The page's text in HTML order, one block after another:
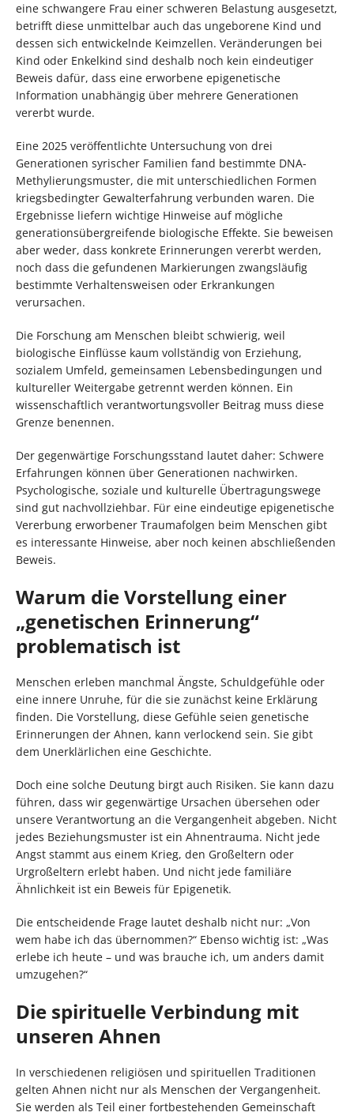
eine schwangere Frau einer schweren Belastung ausgesetzt,
betrifft diese unmittelbar auch das ungeborene Kind und
dessen sich entwickelnde Keimzellen. Veränderungen bei
Kind oder Enkelkind sind deshalb noch kein eindeutiger
Beweis dafür, dass eine erworbene epigenetische
Information unabhängig über mehrere Generationen
vererbt wurde.
Eine 2025 veröffentlichte Untersuchung von drei
Generationen syrischer Familien fand bestimmte DNA-
Methylierungsmuster, die mit unterschiedlichen Formen
kriegsbedingter Gewalterfahrung verbunden waren. Die
Ergebnisse liefern wichtige Hinweise auf mögliche
generationsübergreifende biologische Effekte. Sie beweisen
aber weder, dass konkrete Erinnerungen vererbt werden,
noch dass die gefundenen Markierungen zwangsläufig
bestimmte Verhaltensweisen oder Erkrankungen
verursachen.
Die Forschung am Menschen bleibt schwierig, weil
biologische Einflüsse kaum vollständig von Erziehung,
sozialem Umfeld, gemeinsamen Lebensbedingungen und
kultureller Weitergabe getrennt werden können. Ein
wissenschaftlich verantwortungsvoller Beitrag muss diese
Grenze benennen.
Der gegenwärtige Forschungsstand lautet daher: Schwere
Erfahrungen können über Generationen nachwirken.
Psychologische, soziale und kulturelle Übertragungswege
sind gut nachvollziehbar. Für eine eindeutige epigenetische
Vererbung erworbener Traumafolgen beim Menschen gibt
es interessante Hinweise, aber noch keinen abschließenden
Beweis.
Warum die Vorstellung einer
„genetischen Erinnerung“
problematisch ist
Menschen erleben manchmal Ängste, Schuldgefühle oder
eine innere Unruhe, für die sie zunächst keine Erklärung
finden. Die Vorstellung, diese Gefühle seien genetische
Erinnerungen der Ahnen, kann verlockend sein. Sie gibt
dem Unerklärlichen eine Geschichte.
Doch eine solche Deutung birgt auch Risiken. Sie kann dazu
führen, dass wir gegenwärtige Ursachen übersehen oder
unsere Verantwortung an die Vergangenheit abgeben. Nicht
jedes Beziehungsmuster ist ein Ahnentrauma. Nicht jede
Angst stammt aus einem Krieg, den Großeltern oder
Urgroßeltern erlebt haben. Und nicht jede familiäre
Ähnlichkeit ist ein Beweis für Epigenetik.
Die entscheidende Frage lautet deshalb nicht nur: „Von
wem habe ich das übernommen?“ Ebenso wichtig ist: „Was
erlebe ich heute – und was brauche ich, um anders damit
umzugehen?“
Die spirituelle Verbindung mit
unseren Ahnen
In verschiedenen religiösen und spirituellen Traditionen
gelten Ahnen nicht nur als Menschen der Vergangenheit.
Sie werden als Teil einer fortbestehenden Gemeinschaft